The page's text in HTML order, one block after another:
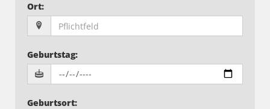
Ort:
Geburtstag:
Geburtsort: